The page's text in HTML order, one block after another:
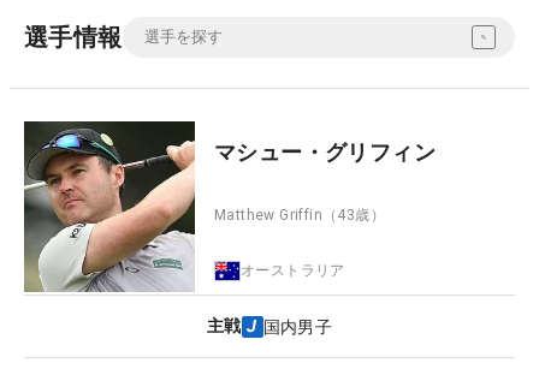
選手情報
マシュー・グリフィン
Matthew Griffin （43歳）
オーストラリア
主戦 国内男子